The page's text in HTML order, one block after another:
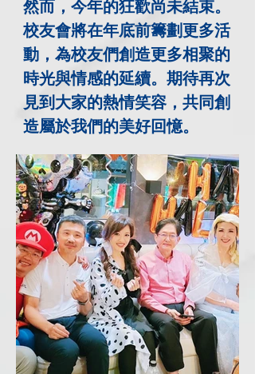
然而，今年的狂歡尚未結束。
校友會將在年底前籌劃更多活
動，為校友們創造更多相聚的
時光與情感的延續。期待再次
見到大家的熱情笑容，共同創
造屬於我們的美好回憶。